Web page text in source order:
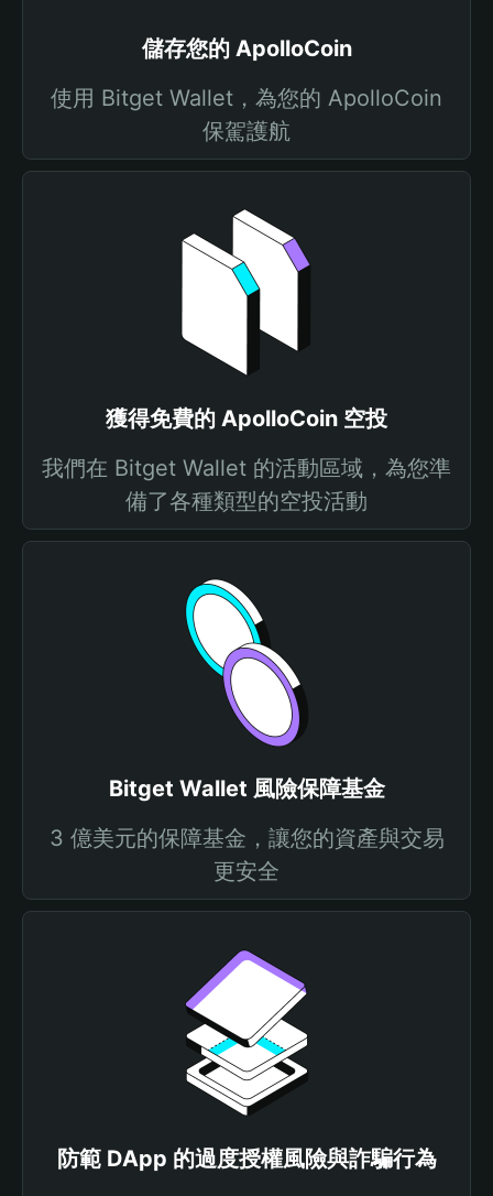
儲存您的 ApolloCoin
使用 Bitget Wallet，為您的 ApolloCoin
保駕護航
獲得免費的 ApolloCoin 空投
我們在 Bitget Wallet 的活動區域，為您準
備了各種類型的空投活動
Bitget Wallet 風險保障基金
3 億美元的保障基金，讓您的資產與交易
更安全
防範 DApp 的過度授權風險與詐騙行為